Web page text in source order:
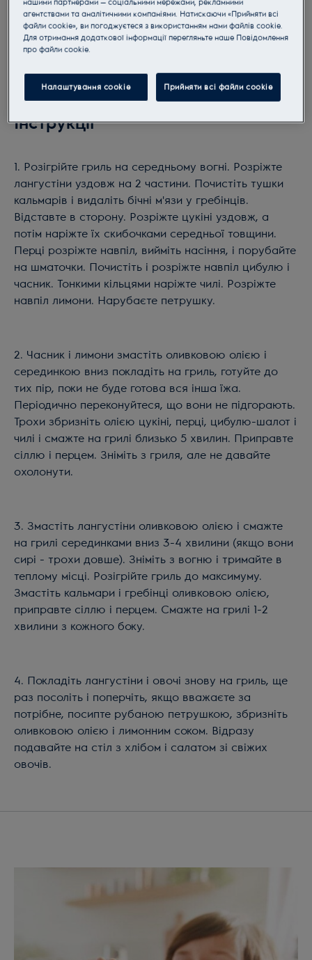
Інструкції
1. Розігрійте гриль на середньому вогні. Розріжте
лангустіни уздовж на 2 частини. Почистіть тушки
кальмарів і видаліть бічні м'язи у гребінців.
Відставте в сторону. Розріжте цукіні уздовж, а
потім наріжте їх скибочками середньої товщини.
Перці розріжте навпіл, вийміть насіння, і порубайте
на шматочки. Почистіть і розріжте навпіл цибулю і
часник. Тонкими кільцями наріжте чилі. Розріжте
навпіл лимони. Нарубаєте петрушку.
2. Часник і лимони змастіть оливковою олією і
серединкою вниз покладіть на гриль, готуйте до
тих пір, поки не буде готова вся інша їжа.
Періодично переконуйтеся, що вони не підгорають.
Трохи збризніть олією цукіні, перці, цибулю-шалот і
чилі і смажте на грилі близько 5 хвилин. Приправте
сіллю і перцем. Зніміть з гриля, але не давайте
охолонути.
3. Змастіть лангустіни оливковою олією і смажте
на грилі серединками вниз 3-4 хвилини (якщо вони
сирі - трохи довше). Зніміть з вогню і тримайте в
теплому місці. Розігрійте гриль до максимуму.
Змастіть кальмари і гребінці оливковою олією,
приправте сіллю і перцем. Смажте на грилі 1-2
хвилини з кожного боку.
4. Покладіть лангустіни і овочі знову на гриль, ще
раз посоліть і поперчіть, якщо вважаєте за
потрібне, посипте рубаною петрушкою, збризніть
оливковою олією і лимонним соком. Відразу
подавайте на стіл з хлібом і салатом зі свіжих
овочів.
нашими партнерами — соціальними мережами, рекламними
агентствами та аналітичними компаніями. Натискаючи «Прийняти всі
файли cookie», ви погоджуєтеся з використанням нами файлів cookie.
Для отримання додаткової інформації перегляньте наше Пoвідомлення
прo файли cookie.
Налаштування cookie Прийняти всі файли сookie